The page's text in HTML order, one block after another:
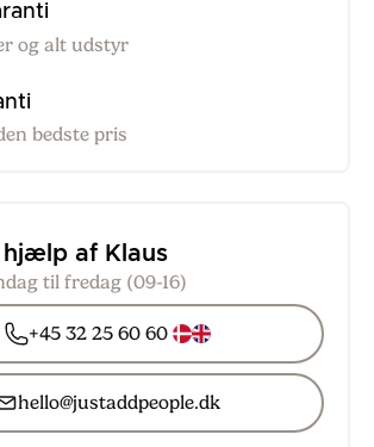
og alt udstyr
bedste pris
hjælp af Klaus
til fredag (09-16)
+45 32 25 60 60
hello@justaddpeople.dk